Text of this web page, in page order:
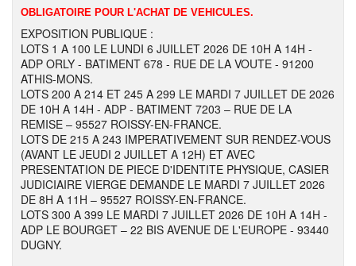
OBLIGATOIRE POUR L'ACHAT DE VEHICULES.
EXPOSITION PUBLIQUE :
LOTS 1 A 100 LE LUNDI 6 JUILLET 2026 DE 10H A 14H -
ADP ORLY - BATIMENT 678 - RUE DE LA VOUTE - 91200
ATHIS-MONS.
LOTS 200 A 214 ET 245 A 299 LE MARDI 7 JUILLET DE 2026
DE 10H A 14H - ADP - BATIMENT 7203 – RUE DE LA
REMISE – 95527 ROISSY-EN-FRANCE.
LOTS DE 215 A 243 IMPERATIVEMENT SUR RENDEZ-VOUS
(AVANT LE JEUDI 2 JUILLET A 12H) ET AVEC
PRESENTATION DE PIECE D'IDENTITE PHYSIQUE, CASIER
JUDICIAIRE VIERGE DEMANDE LE MARDI 7 JUILLET 2026
DE 8H A 11H – 95527 ROISSY-EN-FRANCE.
LOTS 300 A 399 LE MARDI 7 JUILLET 2026 DE 10H A 14H -
ADP LE BOURGET – 22 BIS AVENUE DE L'EUROPE - 93440
DUGNY.